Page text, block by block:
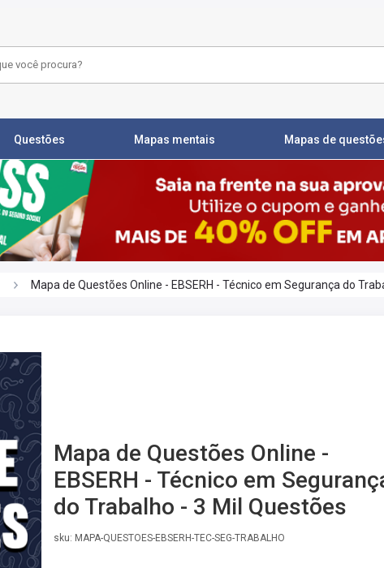
Questões Mapas mentais Mapas de
Mapa de Questões Online - EBSERH - Técnico em Segurança do
Mapa de Questões Online -
EBSERH - Técnico em
do Trabalho - 3 Mil Questões
sku: MAPA-QUESTOES-EBSERH-TEC-SEG-TRABALHO